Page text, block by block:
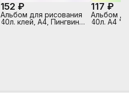
152 ₽
Альбом для рисования
40л. клей, А4, Пингвины
117 ₽
Альбом
40л. А4